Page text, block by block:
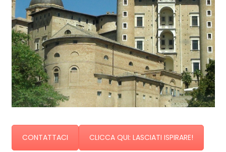
CONTATTACI CLICCA QUI: LASCIATI ISPIRARE!